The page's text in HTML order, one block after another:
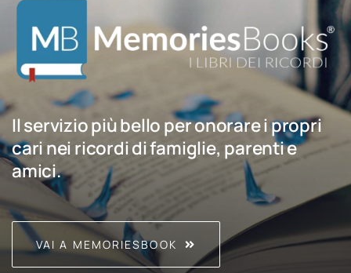
Il servizio più bello per onorare i propri
cari nei ricordi di famiglie, parenti e
amici.
VAI A MEMORIESBOOK